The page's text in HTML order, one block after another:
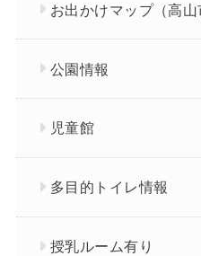
お出かけマップ（高山
公園情報
児童館
多目的トイレ情報
授乳ルーム有り